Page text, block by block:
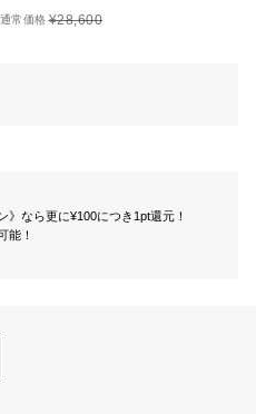
通常価格 ¥28,600
なら更に¥100につき1pt還元！
能！